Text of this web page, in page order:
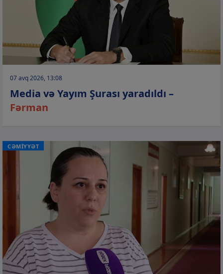
07 avq 2026, 13:08
Media və Yayım Şurası yaradıldı –
Fərman
CƏMİYYƏT